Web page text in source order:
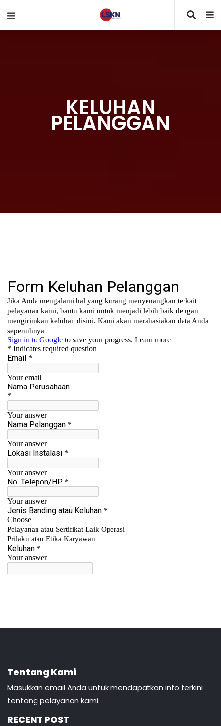
KELUHAN
PELANGGAN
Tentang Kami
Masukkan email Anda untuk mendapatkan info terkini
tentang pelayanan kami.
RECENT POST